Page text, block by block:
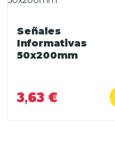
Señales
Informativas
50x200mm
3,63 €